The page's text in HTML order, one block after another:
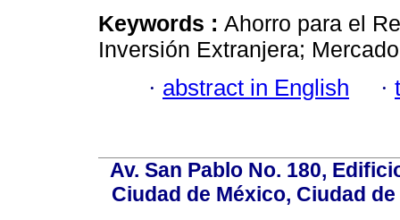
Keywords : Ahorro para el
Inversión Extranjera;
· abstract in English ·
Av. San Pablo No. 180,
Ciudad de México, Ciudad